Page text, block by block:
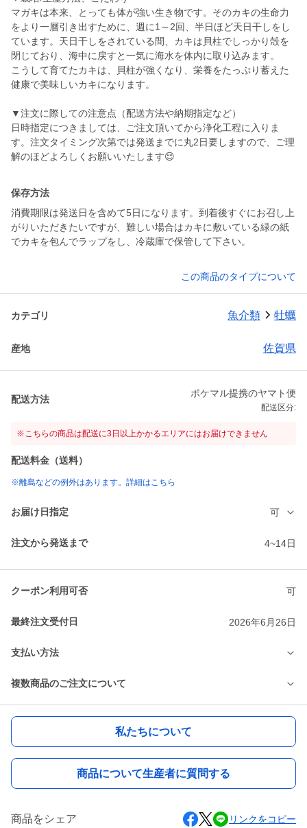
マガキは本来、とっても体が強い生き物です。そのカキの生命力
をより一層引き出すために、週に1～2回、半日ほど天日干しをし
ています。天日干しをされている間、カキは貝柱でしっかり殻を
閉じており、海中に戻すと一気に海水を体内に取り込みます。
こうして育てたカキは、貝柱が強くなり、栄養をたっぷり蓄えた
健康で美味しいカキになります。
▼注文に際しての注意点（配送方法や納期指定など）
日時指定につきましては、ご注文頂いてから浄化工程に入りま
す。注文タイミング次第では発送までに丸2日要しますので、ご理
解のほどよろしくお願いいたします😌
保存方法
消費期限は発送日を含めて5日になります。到着後すぐにお召し上
がりいただきたいですが、難しい場合はカキに敷いている緑の紙
でカキを包んでラップをし、冷蔵庫で保管して下さい。
この商品のタイプについて
カテゴリ 魚介類 牡蠣
産地 佐賀県
配送方法
ポケマル提携のヤマト便
配送区分:
※こちらの商品は配送に3日以上かかるエリアにはお届けできません
配送料金（送料）
※離島などの例外はあります。詳細はこちら
お届け日指定 可
注文から発送まで 4~14日
クーポン利用可否 可
最終注文受付日 2026年6月26日
支払い方法
複数商品のご注文について
私たちについて
商品について生産者に質問する
商品をシェア リンクをコピー